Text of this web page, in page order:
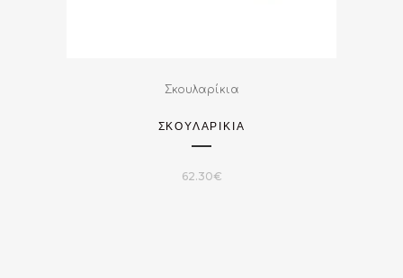
Σκουλαρίκια
ΣΚΟΥΛΑΡΙΚΙΑ
62.30€